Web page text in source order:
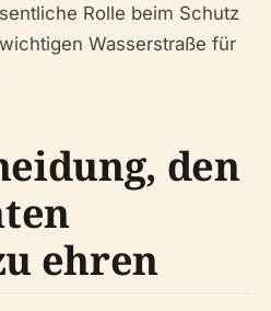
Rolle beim Schutz
Wasserstraße für
den
ehren